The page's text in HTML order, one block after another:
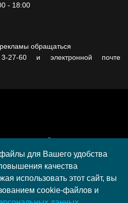
- 18:00
обращаться
60 и электронной почте
XIII Конкурса социальных и
ПАО "ЛУКОЙЛ" на территории
области в 2020 году
персональных данных
и продвижение S-Media group
для Вашего удобства
качества
использовать этот сайт, вы
cookie-файлов и